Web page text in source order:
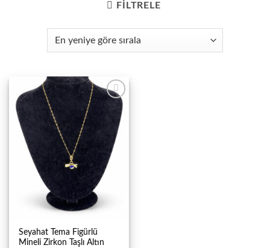
FILTRELE
Seyahat Tema Figürlü
Mineli Zirkon Taşlı Altın